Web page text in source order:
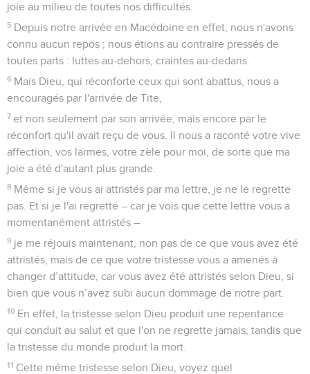
joie au milieu de toutes nos difficultés.
5 Depuis notre arrivée en Macédoine en effet, nous n'avons
connu aucun repos ; nous étions au contraire pressés de
toutes parts : luttes au-dehors, craintes au-dedans.
6 Mais Dieu, qui réconforte ceux qui sont abattus, nous a
encouragés par l'arrivée de Tite,
7 et non seulement par son arrivée, mais encore par le
réconfort qu'il avait reçu de vous. Il nous a raconté votre vive
affection, vos larmes, votre zèle pour moi, de sorte que ma
joie a été d'autant plus grande.
8 Même si je vous ai attristés par ma lettre, je ne le regrette
pas. Et si je l'ai regretté – car je vois que cette lettre vous a
momentanément attristés –
9 je me réjouis maintenant, non pas de ce que vous avez été
attristés, mais de ce que votre tristesse vous a amenés à
changer d’attitude, car vous avez été attristés selon Dieu, si
bien que vous n’avez subi aucun dommage de notre part.
10 En effet, la tristesse selon Dieu produit une repentance
qui conduit au salut et que l'on ne regrette jamais, tandis que
la tristesse du monde produit la mort.
11 Cette même tristesse selon Dieu, voyez quel